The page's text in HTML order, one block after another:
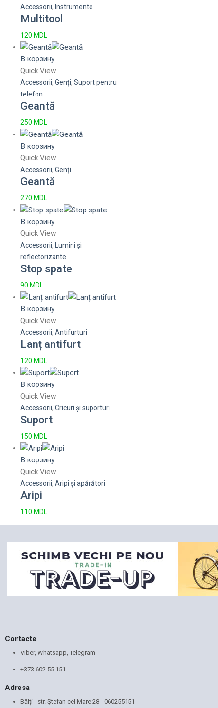
Accessorii, Instrumente
Multitool
120 MDL
В корзину
Quick View
Accessorii, Genți, Suport pentru
telefon
Geantă
250 MDL
В корзину
Quick View
Accessorii, Genți
Geantă
270 MDL
В корзину
Quick View
Accessorii,
Lumini și
reflectorizante
Stop spate
90 MDL
В корзину
Quick View
Accessorii, Antifurturi
Lanț antifurt
120 MDL
В корзину
Quick View
Accessorii, Cricuri și suporturi
Suport
150 MDL
В корзину
Quick View
Accessorii, Aripi și apărători
Aripi
110 MDL
Contacte
Viber, Whatsapp, Telegram
+373 602 55 151
Adresa
Bălți - str. Ștefan cel Mare 28 - 060255151